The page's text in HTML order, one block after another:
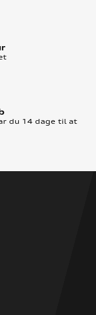
du 14 dage til at